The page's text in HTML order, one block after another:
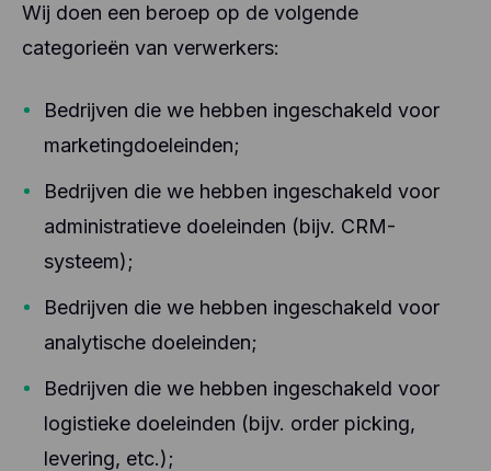
Wij doen een beroep op de volgende
categorieën van verwerkers:
Bedrijven die we hebben ingeschakeld voor
marketingdoeleinden;
Bedrijven die we hebben ingeschakeld voor
administratieve doeleinden (bijv. CRM-
systeem);
Bedrijven die we hebben ingeschakeld voor
analytische doeleinden;
Bedrijven die we hebben ingeschakeld voor
logistieke doeleinden (bijv. order picking,
levering, etc.);